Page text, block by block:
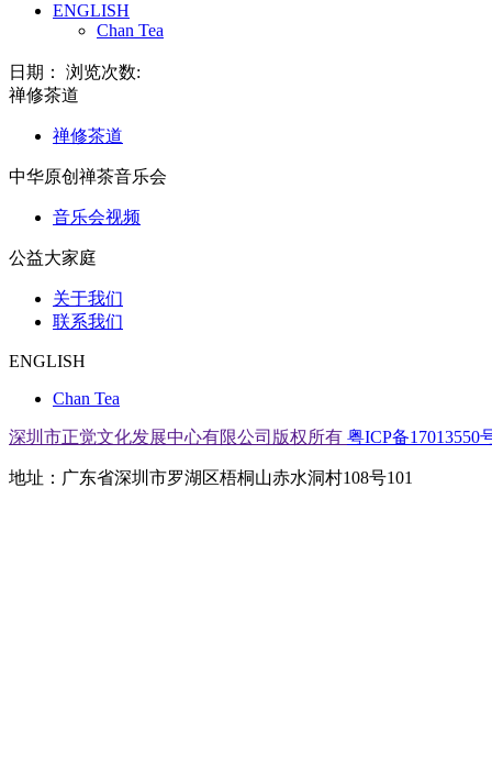
ENGLISH
Chan Tea
日期： 浏览次数:
禅修茶道
禅修茶道
中华原创禅茶音乐会
音乐会视频
公益大家庭
关于我们
联系我们
ENGLISH
Chan Tea
深圳市正觉文化发展中心有限公司版权所有 粤ICP备17013550
地址：广东省深圳市罗湖区梧桐山赤水洞村108号101